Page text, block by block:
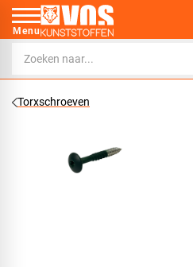
Menu
Torxschroeven